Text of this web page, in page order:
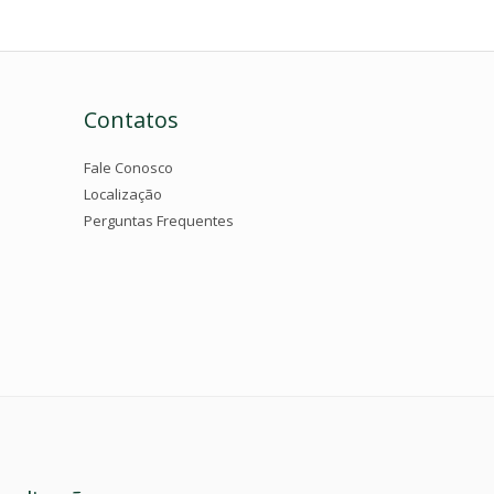
Contatos
Fale Conosco
Localização
Perguntas Frequentes